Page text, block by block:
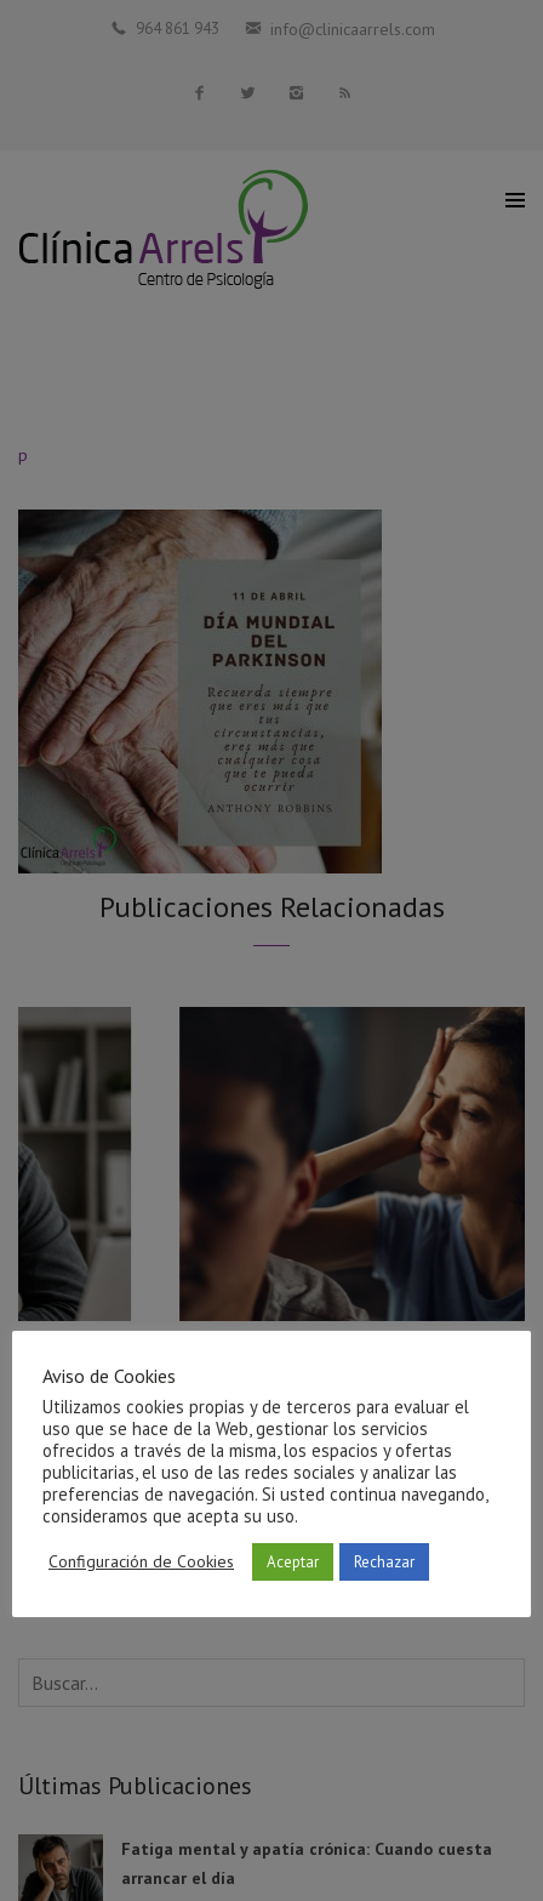
Blog
964 861 943 info@clinicaarrels.com
p
Publicaciones Relacionadas
Ayuda para salir de una relación tóxica en Castellón
julio 27, 2026
Últimas Publicaciones
Fatiga mental y apatía crónica: Cuando cuesta
arrancar el día
Aviso de Cookies
Utilizamos cookies propias y de terceros para evaluar el
uso que se hace de la Web, gestionar los servicios
ofrecidos a través de la misma, los espacios y ofertas
publicitarias, el uso de las redes sociales y analizar las
preferencias de navegación. Si usted continua navegando,
consideramos que acepta su uso.
Configuración de Cookies Aceptar Rechazar